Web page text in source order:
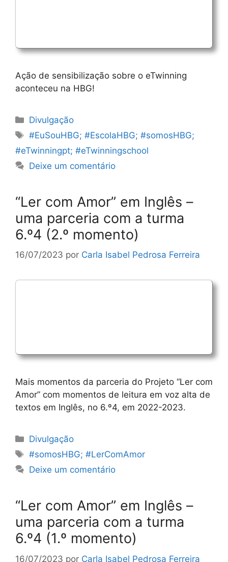
Ação de sensibilização sobre o eTwinning
aconteceu na HBG!
Categorias
Divulgação
Etiquetas
#EuSouHBG; #EscolaHBG; #somosHBG;
#eTwinningpt; #eTwinningschool
Deixe um comentário
“Ler com Amor” em Inglês –
uma parceria com a turma
6.º4 (2.º momento)
16/07/2023 por Carla Isabel Pedrosa Ferreira
Mais momentos da parceria do Projeto “Ler com
Amor” com momentos de leitura em voz alta de
textos em Inglês, no 6.º4, em 2022-2023.
Categorias
Divulgação
Etiquetas
#somosHBG; #LerComAmor
Deixe um comentário
“Ler com Amor” em Inglês –
uma parceria com a turma
6.º4 (1.º momento)
16/07/2023 por Carla Isabel Pedrosa Ferreira